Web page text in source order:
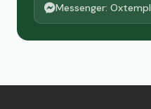
Messenger: Oxtempl